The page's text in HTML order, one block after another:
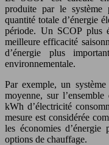
produite par le système
quantité totale d’énergie
période. Un SCOP plus
meilleure efficacité
d’énergie plus
environnementale.
Par exemple, un
moyenne, sur
kWh d’électricité
mesure est considérée
les économies d’énergie
options de chauffage.